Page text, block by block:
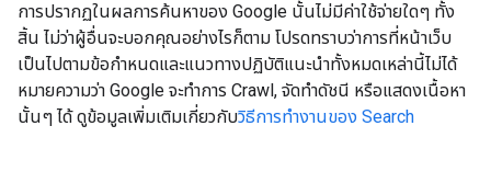
การปรากฏในผลการค้นหาของ Google นั้นไม่มีค่าใช้จ่ายใดๆ ทั้ง
สิ้น ไม่ว่าผู้อื่นจะบอกคุณอย่างไรก็ตาม โปรดทราบว่าการที่หน้าเว็บ
เป็นไปตามข้อกำหนดและแนวทางปฏิบัติแนะนำทั้งหมดเหล่านี้ไม่ได้
หมายความว่า Google จะทำการ Crawl, จัดทำดัชนี หรือแสดงเนื้อหา
นั้นๆ ได้ ดูข้อมูลเพิ่มเติมเกี่ยวกับวิธีการทำงานของ Search